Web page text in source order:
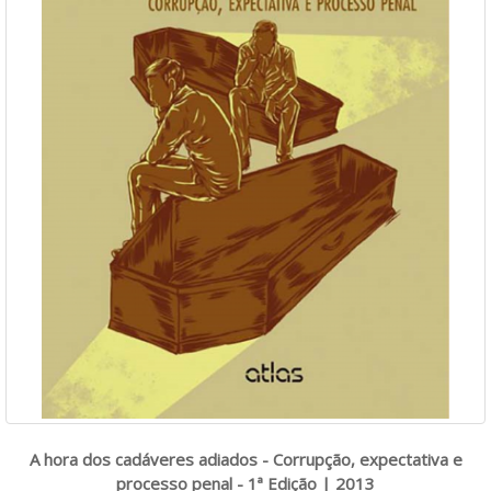
A hora dos cadáveres adiados - Corrupção, expectativa e
processo penal - 1ª Edição | 2013